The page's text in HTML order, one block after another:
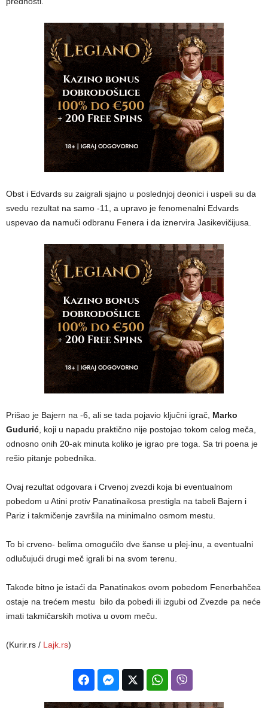
Obst i Edvards su zaigrali sjajno u poslednjoj deonici i uspeli su da
svedu rezultat na samo -11, a upravo je fenomenalni Edvards
uspevao da namuči odbranu Fenera i da iznervira Jasikevičijusa.
Prišao je Bajern na -6, ali se tada pojavio ključni igrač, Marko
Gudurić , koji u napadu praktično nije postojao tokom celog meča,
odnosno onih 20-ak minuta koliko je igrao pre toga. Sa tri poena je
rešio pitanje pobednika.
Ovaj rezultat odgovara i Crvenoj zvezdi koja bi eventualnom
pobedom u Atini protiv Panatinaikosa prestigla na tabeli Bajern i
Pariz i takmičenje završila na minimalno osmom mestu.
To bi crveno- belima omogućilo dve šanse u plej-inu, a eventualni
odlučujući drugi meč igrali bi na svom terenu.
Takođe bitno je istaći da Panatinakos ovom pobedom Fenerbahčea
ostaje na trećem mestu bilo da pobedi ili izgubi od Zvezde pa neće
imati takmičarskih motiva u ovom meču.
(Kurir.rs / Lajk.rs)